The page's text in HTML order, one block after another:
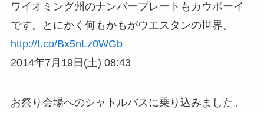
ワイオミング州のナンバープレートもカウボーイ
です。とにかく何もかもがウエスタンの世界。
http://t.co/Bx5nLz0WGb
2014年7月19日(土) 08:43
お祭り会場へのシャトルバスに乗り込みました。